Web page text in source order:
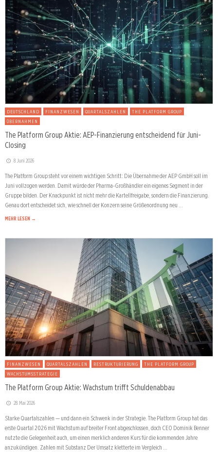
DEUTSCHLAND FINANZWESEN QUARTALSZAHLEN
THE PLATFORM GROUP
ÜBERNAHMEN
The Platform Group Aktie: AEP-Finanzierung entscheidend für Juni-
Closing
8. Juni 2026
The Platform Group steht vor einem wichtigen Schritt: Die Übernahme der AEP GmbH soll im
Juni vollzogen werden. Damit würde der Pharma-Großhändler ein eigenes Segment in der
Gruppe bilden. Der Knackpunkt ist nicht mehr die Kartellfreigabe, sondern die Finanzierung.
Genau dort entscheidet sich, wie schnell der Konzern seine Größenordnung neu …
MEHR LESEN →
FINANZWESEN QUARTALSZAHLEN RESTRUKTURIERUNG
THE PLATFORM GROUP
WACHSTUMSSTRATEGIE
The Platform Group Aktie: Wachstum trifft Schuldenabbau
28. Mai 2026
Starke Quartalszahlen — und dann ein Schwenk in der Strategie. The Platform Group hat das
erste Quartal 2026 mit Wachstum auf breiter Front abgeschlossen, doch CEO Dominik Benner
nutzte die Gelegenheit auch, um einen merklich anderen Kurs für die kommenden Jahre
anzukündigen. Zahlen mit Substanz Der Umsatz kletterte im Vergleich …